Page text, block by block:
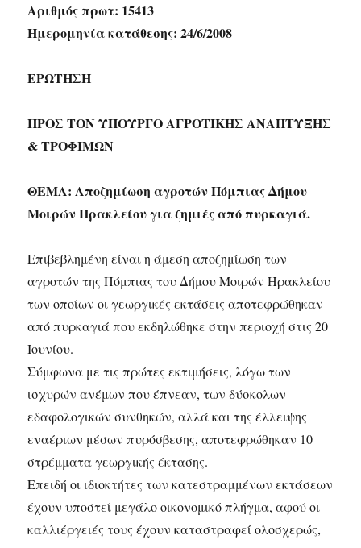
Αριθμός πρωτ: 15413
Ημερομηνία κατάθεσης: 24/6/2008
ΕΡΩΤΗΣΗ
ΠΡΟΣ ΤΟΝ ΥΠΟΥΡΓΟ ΑΓΡΟΤΙΚΗΣ ΑΝΑΠΤΥΞΗΣ
& ΤΡΟΦΙΜΩΝ
ΘΕΜΑ: Αποζημίωση αγροτών Πόμπιας Δήμου
Μοιρών Ηρακλείου για ζημιές από πυρκαγιά.
Επιβεβλημένη είναι η άμεση αποζημίωση των
αγροτών της Πόμπιας του Δήμου Μοιρών Ηρακλείου
των οποίων οι γεωργικές εκτάσεις αποτεφρώθηκαν
από πυρκαγιά που εκδηλώθηκε στην περιοχή στις 20
Ιουνίου.
Σύμφωνα με τις πρώτες εκτιμήσεις, λόγω των
ισχυρών ανέμων που έπνεαν, των δύσκολων
εδαφολογικών συνθηκών, αλλά και της έλλειψης
εναέριων μέσων πυρόσβεσης, αποτεφρώθηκαν 10
στρέμματα γεωργικής έκτασης.
Επειδή οι ιδιοκτήτες των κατεστραμμένων εκτάσεων
έχουν υποστεί μεγάλο οικονομικό πλήγμα, αφού οι
καλλιέργειές τους έχουν καταστραφεί ολοσχερώς,